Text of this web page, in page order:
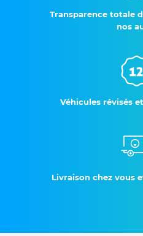
Transparence totale
nos
Véhicules révisés
Livraison chez vous